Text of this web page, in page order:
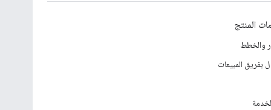
المنتج
والخطط
بفريق المبيعات